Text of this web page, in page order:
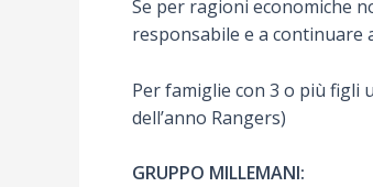
Se per ragioni economiche
responsabile e a continuare
Per famiglie con 3 o più figli
dell’anno Rangers)
GRUPPO MILLEMANI: